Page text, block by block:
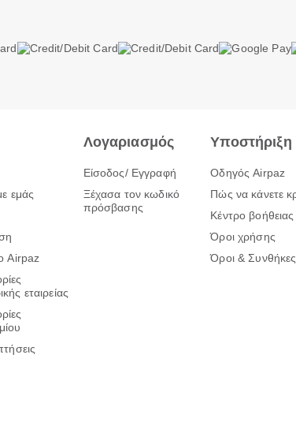
εμάς
Airpaz
εταιρείας
Λογαριασμός
Είσοδος/ Εγγραφή
Ξέχασα τον κωδικό
πρόσβασης
Υποστήριξη
Οδηγός Airpaz
Πώς να κάνετε
Κέντρο βοήθειας
Όροι χρήσης
Όροι & Συνθήκες